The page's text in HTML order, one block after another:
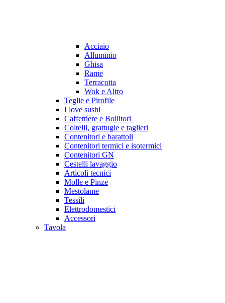
Acciaio
Alluminio
Ghisa
Rame
Terracotta
Wok e Altro
Teglie e Pirofile
I love sushi
Caffettiere e Bollitori
Coltelli, grattugie e taglieri
Contenitori e barattoli
Contenitori termici e isotermici
Contenitori GN
Cestelli lavaggio
Articoli tecnici
Molle e Pinze
Mestolame
Tessili
Elettrodomestici
Accessori
Tavola